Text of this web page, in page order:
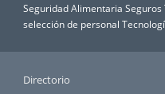
Seguridad Alimentaria Seguros
selección de personal
Directorio